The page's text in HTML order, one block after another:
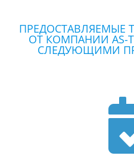
ПРЕДОСТАВЛЯЕМЫЕ
ОТ КОМПАНИИ AS-
СЛЕДУЮЩИМИ